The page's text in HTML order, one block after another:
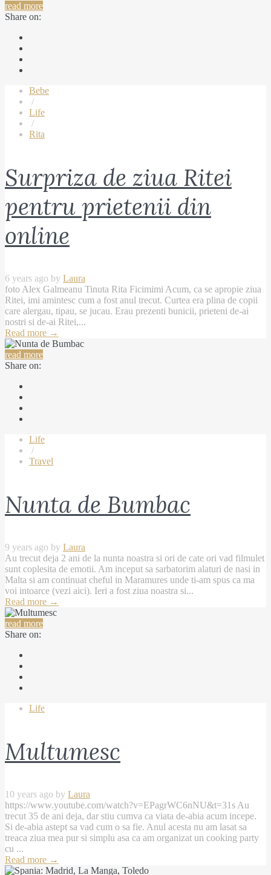
read more
Share on:
Bebe
/
Life
/
Rita
Surpriza de ziua Ritei
pentru prietenii din
online
6 years ago by Laura
foto Alex Galmeanu Tinuta Rita Ficimimi Acum, ca se apropie ziua
Ritei, imi amintesc cum a fost anul trecut. Curtea era plina de copii
care alergau, tipau, se jucau. Erau prezenti bunicii, prieteni de-ai
nostri si de-ai Ritei,...
Read more →
read more
Share on:
Life
/
Travel
Nunta de Bumbac
9 years ago by Laura
Au trecut deja 2 ani de la nunta noastra si ori de cate ori vad filmulet
sunt coplesita de emotii. Am inceput sa sarbatorim alaturi de nasi in
Malta si am continuat cheful in Maramures unde ti-am spus ca ma
voi intoarce (vezi aici). Ieri a fost ziua noastra si...
Read more →
read more
Share on:
Life
Multumesc
10 years ago by Laura
https://www.youtube.com/watch?v=EPagrWC6nNU&t=31s Au
trecut 35 de ani deja, dar stiu cumva ca viata de-abia acum incepe.
Si de-abia astept sa vad cum o sa fie. Anul acesta nu am lasat sa
treaca ziua mea pur si simplu asa ca am organizat un cooking party
cu ...
Read more →